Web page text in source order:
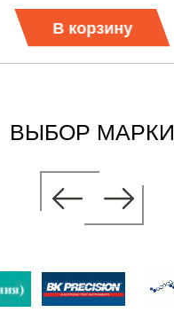
В корзину
ВЫБОР МАРКИ